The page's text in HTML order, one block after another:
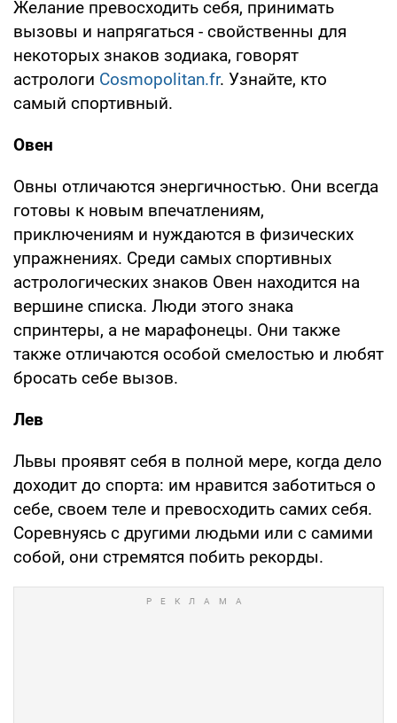
Желание превосходить себя, принимать
вызовы и напрягаться - свойственны для
некоторых знаков зодиака, говорят
астрологи Сosmopolitan.fr. Узнайте, кто
самый спортивный.
Овен
Овны отличаются энергичностью. Они всегда
готовы к новым впечатлениям,
приключениям и нуждаются в физических
упражнениях. Среди самых спортивных
астрологических знаков Овен находится на
вершине списка. Люди этого знака
спринтеры, а не марафонецы. Они также
также отличаются особой смелостью и любят
бросать себе вызов.
Лев
Львы проявят себя в полной мере, когда дело
доходит до спорта: им нравится заботиться о
себе, своем теле и превосходить самих себя.
Соревнуясь с другими людьми или с самими
собой, они стремятся побить рекорды.